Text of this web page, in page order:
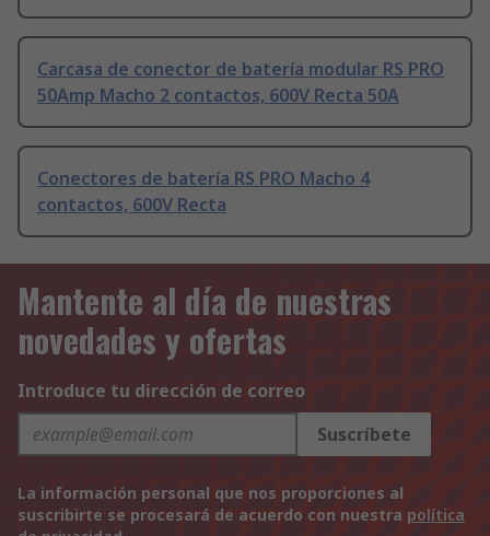
Carcasa de conector de batería modular RS PRO
50Amp Macho 2 contactos, 600V Recta 50A
Conectores de batería RS PRO Macho 4
contactos, 600V Recta
Mantente al día de nuestras
novedades y ofertas
Introduce tu dirección de correo
Suscríbete
La información personal que nos proporciones al
suscribirte se procesará de acuerdo con nuestra política